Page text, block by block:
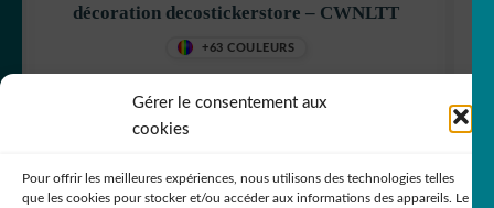
Gérer le consentement aux
cookies
Pour offrir les meilleures expériences, nous utilisons des technologies telles
que les cookies pour stocker et/ou accéder aux informations des appareils. Le
décoration decostickerstore – CWNLTT
+63 COULEURS